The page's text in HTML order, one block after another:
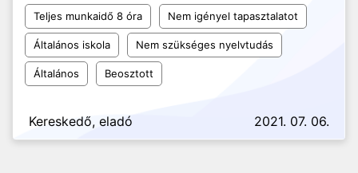
Teljes munkaidő 8 óra Nem igényel tapasztalatot
Általános iskola Nem szükséges nyelvtudás
Általános Beosztott
Kereskedő, eladó 2021. 07. 06.